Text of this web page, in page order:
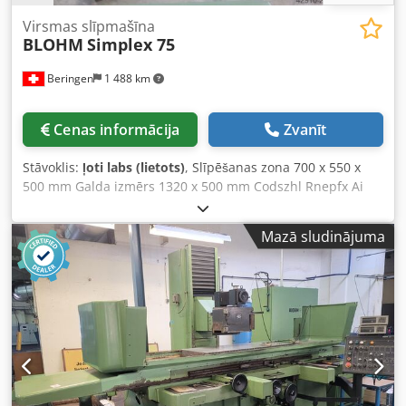
Beringen 1 488 km
Virsmas slīpmašīna
BLOHM Simplex 75
Cenas informācija Zvanīt
Stāvoklis: ļoti labs (lietots), Slīpēšanas zona 700 x 550 x
500 mm Galda izmērs 1320 x 500 mm Codszhl Rnepfx Ai
Rjrf Magnētiskā plāksne 700 x 500 mm Slīpripas izmērs
diametrs x platums x caurums 400 x 80 x 127 mm Slīpripas
apgriezieni 1400 / 2800 apgr./min Dažādi piederumi
MARCELS MASCHINEN AG
Mazā sludinājuma